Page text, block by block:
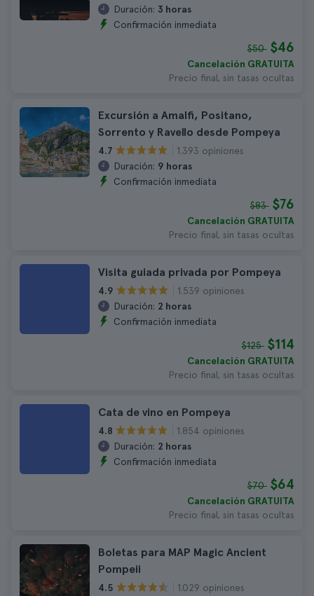
Duración: 3 horas
Confirmación inmediata
$50 $46
Cancelación GRATUITA
Precio final, sin tasas ocultas
Excursión a Amalfi, Positano,
Sorrento y Ravello desde Pompeya
4.7
1.393 opiniones
Duración: 9 horas
Confirmación inmediata
$83 $76
Cancelación GRATUITA
Precio final, sin tasas ocultas
Visita guiada privada por Pompeya
4.9
1.539 opiniones
Duración: 2 horas
Confirmación inmediata
$125 $114
Cancelación GRATUITA
Precio final, sin tasas ocultas
Cata de vino en Pompeya
4.8
1.854 opiniones
Duración: 2 horas
Confirmación inmediata
$70 $64
Cancelación GRATUITA
Precio final, sin tasas ocultas
Boletas para MAP Magic Ancient
Pompeii
4.5 1.029 opiniones